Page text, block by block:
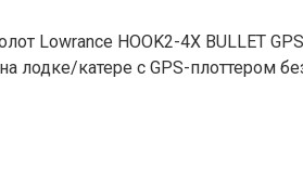
Lowrance HOOK2-4X BULLET
лодке/катере с GPS-плоттером